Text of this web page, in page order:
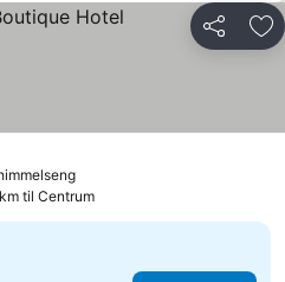
Del
til Centrum